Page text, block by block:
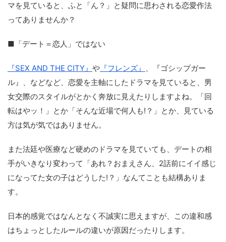
マを見ていると、ふと「ん？」と疑問に思わされる恋愛作法
ってありませんか？
■「デート＝恋人」ではない
『SEX AND THE CITY』 や 『フレンズ』 、『ゴシップガー
ル』、などなど、恋愛を主軸にしたドラマを見ていると、男
女交際のスタイルがとかく奔放に見えたりしますよね。「回
転はやッ！」とか「そんな近場で何人も!？」とか、見ている
方は気が気ではありません。
また法廷や医療など硬めのドラマを見ていても、デートの相
手がいきなり変わって「あれ？おまえさん、2話前にイイ感じ
になってた女の子はどうした!？」なんてことも結構ありま
す。
日本的感覚ではなんとなく不誠実に思えますが、この違和感
はちょっとしたルールの違いが原因だったりします。